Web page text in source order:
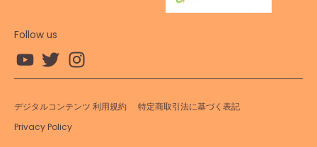
Follow us
デジタルコンテンツ 利用規約
特定商取引法に基づく表記
Privacy Policy